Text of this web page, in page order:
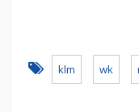
klm wk